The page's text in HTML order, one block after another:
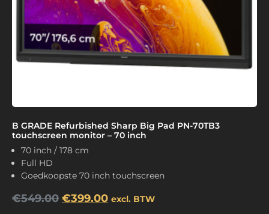
B GRADE Refurbished Sharp Big Pad PN-70TB3
touchscreen monitor – 70 inch
70 inch / 178 cm
Full HD
Goedkoopste 70 inch touchscreen
€549.00 €399.00 excl. BTW